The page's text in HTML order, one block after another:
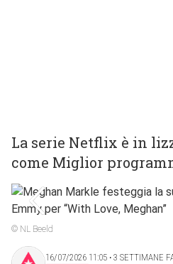
La serie Netflix è in
come Miglior
© NL Beeld
16/07/2026 11:05 ‧ 3 SETTIMANE